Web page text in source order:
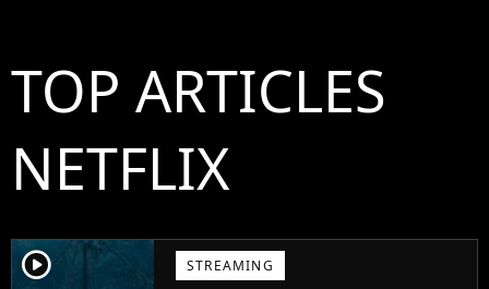
TOP ARTICLES
NETFLIX
player2 STREAMING